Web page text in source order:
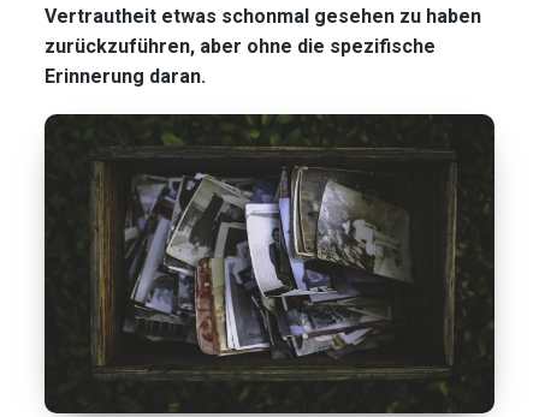
Vertrautheit etwas schonmal gesehen zu haben
zurückzuführen, aber ohne die spezifische
Erinnerung daran.